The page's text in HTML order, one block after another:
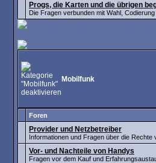
Progs, die Karten und die übrigen
Die Fragen verbunden mit Wahl,
Mobilfunk
Foren
Provider und Netzbetreiber
Informationen und Fragen über die Rechte
Vor- und Nachteile von Handys
Fragen vor dem Kauf und